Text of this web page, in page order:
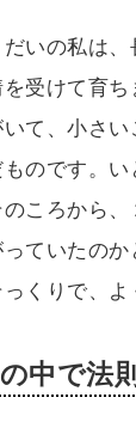
いの私は
受けて育
て、小さ
のです。
ころから
ていたの
くりで、よ
中で法